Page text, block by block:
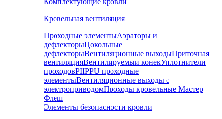
Комплектующие кровли
Кровельная вентиляция
Проходные элементыАэраторы и
дефлекторыЦокольные
дефлекторыВентиляционные выходыПриточная
вентиляцияВентилируемый конёкУплотнители
проходовPIIPPU проходные
элементыВентиляционные выходы с
электроприводомПроходы кровельные Мастер
Флеш
Элементы безопасности кровли